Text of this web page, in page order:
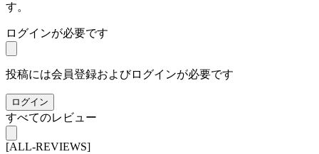
す。
ログインが必要です
投稿には会員登録およびログインが必要です
ログイン
すべてのレビュー
[ALL-REVIEWS]